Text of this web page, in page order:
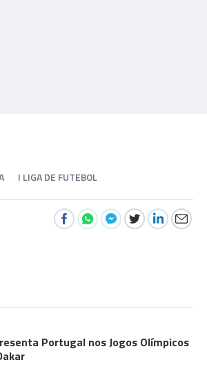
I LIGA DE FUTEBOL
Portugal nos Jogos Olímpicos